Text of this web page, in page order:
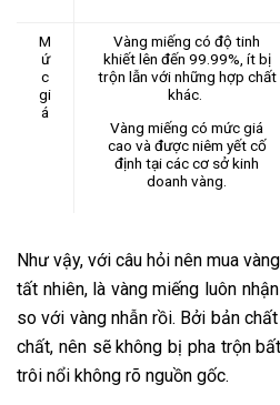
M
ứ
c
gi
á
Vàng miếng có độ tinh
khiết lên đến 99.99%, ít bị
trộn lẫn với những hợp chất
khác.
Vàng miếng có mức giá
cao và được niêm yết cố
định tại các cơ sở kinh
doanh vàng.
Như vậy, với câu hỏi nên mua
tất nhiên, là vàng miếng luôn
so với vàng nhẫn rồi. Bởi bản
chất, nên sẽ không bị pha trộn
trôi nổi không rõ nguồn gốc.